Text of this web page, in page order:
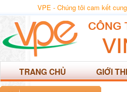
VPE - Chúng tôi cam kết
TRANG CHỦ GIỚI